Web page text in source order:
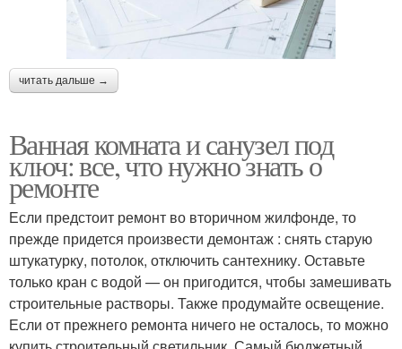
читать дальше →
Ванная комната и санузел под
ключ: все, что нужно знать о
ремонте
Если предстоит ремонт во вторичном жилфонде, то
прежде придется произвести демонтаж : снять старую
штукатурку, потолок, отключить сантехнику. Оставьте
только кран с водой — он пригодится, чтобы замешивать
строительные растворы. Также продумайте освещение.
Если от прежнего ремонта ничего не осталось, то можно